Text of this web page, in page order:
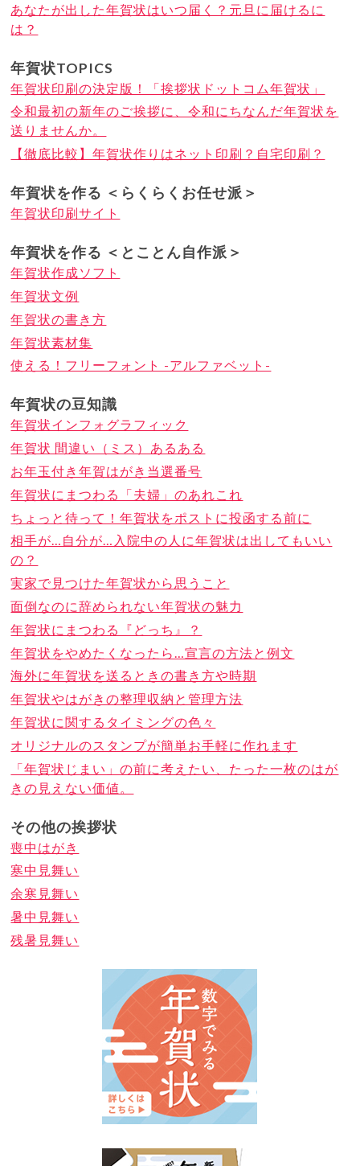
あなたが出した年賀状はいつ届く？元旦に届けるに
は？
年賀状TOPICS
年賀状印刷の決定版！「挨拶状ドットコム年賀状」
令和最初の新年のご挨拶に、令和にちなんだ年賀状を
送りませんか。
【徹底比較】年賀状作りはネット印刷？自宅印刷？
年賀状を作る ＜らくらくお任せ派＞
年賀状印刷サイト
年賀状を作る ＜とことん自作派＞
年賀状作成ソフト
年賀状文例
年賀状の書き方
年賀状素材集
使える！フリーフォント -アルファベット-
年賀状の豆知識
年賀状インフォグラフィック
年賀状 間違い（ミス）あるある
お年玉付き年賀はがき当選番号
年賀状にまつわる「夫婦」のあれこれ
ちょっと待って！年賀状をポストに投函する前に
相手が…自分が…入院中の人に年賀状は出してもいい
の？
実家で見つけた年賀状から思うこと
面倒なのに辞められない年賀状の魅力
年賀状にまつわる『どっち』？
年賀状をやめたくなったら…宣言の方法と例文
海外に年賀状を送るときの書き方や時期
年賀状やはがきの整理収納と管理方法
年賀状に関するタイミングの色々
オリジナルのスタンプが簡単お手軽に作れます
「年賀状じまい」の前に考えたい、たった一枚のはが
きの見えない価値。
その他の挨拶状
喪中はがき
寒中見舞い
余寒見舞い
暑中見舞い
残暑見舞い